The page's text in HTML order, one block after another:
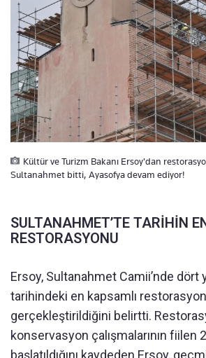
Kültür ve Turizm Bakanı Ersoy'dan
Sultanahmet bitti, Ayasofya devam ediyor!
SULTANAHMET’TE TARİHİN
RESTORASYONU
Ersoy, Sultanahmet Camii’nde dört
tarihindeki en kapsamlı restorasyon
gerçekleştirildiğini belirtti.
konservasyon çalışmalarının fiilen
başlatıldığını kaydeden Ersoy,